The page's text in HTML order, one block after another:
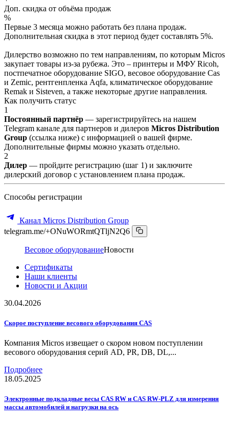
Доп. скидка от объёма продаж
%
Первые 3 месяца можно работать без плана продаж.
Дополнительная скидка в этот период будет составлять 5%.
Дилерство возможно по тем направлениям, по которым Micros
закупает товары из-за рубежа. Это – принтеры и МФУ Ricoh,
постпечатное оборудование SIGO, весовое оборудование Cas
и Zemic, рентгенпленка Aqfa, климатическое оборудование
Remak и Sisteven, а также некоторые другие направления.
Как получить статус
1
Постоянный партнёр — зарегистрируйтесь на нашем
Telegram канале для партнеров и дилеров Micros Distribution
Group (ссылка ниже) с информацией о вашей фирме.
Дополнительные фирмы можно указать отдельно.
2
Дилер — пройдите регистрацию (шаг 1) и заключите
дилерский договор с установлением плана продаж.
Способы регистрации
Канал Micros Distribution Group
telegram.me/+ONuWORmtQTljN2Q6
Весовое оборудованиеНовости
Сертификаты
Наши клиенты
Новости и Акции
30.04.2026
Скорое поступление весового оборудования CAS
Компания Micros извещает о скором новом поступлении
весового оборудования серий AD, PR, DB, DL,...
Подробнее
18.05.2025
Электронные подкладные весы CAS RW и CAS RW-PLZ для измерения
массы автомобилей и нагрузки на ось